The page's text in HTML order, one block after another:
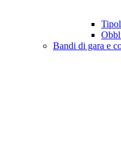
Bandi di gara e